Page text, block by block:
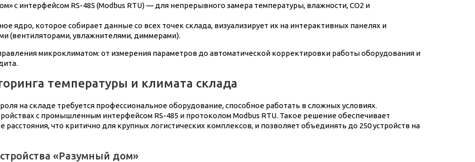
с интерфейсом RS-485 (Modbus RTU) — для непрерывного замера температуры, влажности, CO2 и
ядро, которое собирает данные со всех точек склада, визуализирует их на интерактивных панелях и
(вентиляторами, увлажнителями, диммерами).
микроклиматом: от измерения параметров до автоматической корректировки работы оборудования и
температуры и климата склада
на складе требуется профессиональное оборудование, способное работать в сложных условиях.
с промышленным интерфейсом RS-485 и протоколом Modbus RTU. Такое решение обеспечивает
что критично для крупных логистических комплексов, и позволяет объединять до 250 устройств на
«Разумный дом»